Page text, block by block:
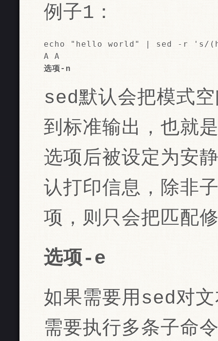
例子1：
echo "hello world" | sed -r 's/
sed默认会把模式
到标准输出，也就
选项后被设定为安
认打印信息，除非
项，则只会把匹配
选项-e
如果需要用sed对
需要执行多条子命